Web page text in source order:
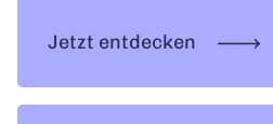
Jetzt entdecken